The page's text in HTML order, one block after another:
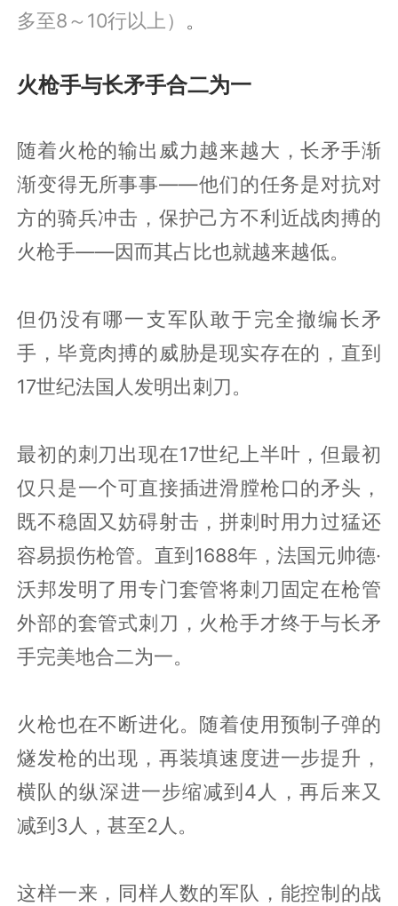
多至8～10行以上） 。
火枪手与长矛手合二为一
随着火枪的输出威力越来越大，长矛手渐
渐变得无所事事——他们的任务是对抗对
方的骑兵冲击，保护己方不利近战肉搏的
火枪手——因而其占比也就越来越低。
但仍没有哪一支军队敢于完全撤编长矛
手，毕竟肉搏的威胁是现实存在的，直到
17世纪法国人发明出刺刀。
最初的刺刀出现在17世纪上半叶，但最初
仅只是一个可直接插进滑膛枪口的矛头，
既不稳固又妨碍射击，拼刺时用力过猛还
容易损伤枪管。直到1688年，法国元帅德·
沃邦发明了用专门套管将刺刀固定在枪管
外部的套管式刺刀，火枪手才终于与长矛
手完美地合二为一。
火枪也在不断进化。随着使用预制子弹的
燧发枪的出现，再装填速度进一步提升，
横队的纵深进一步缩减到4人，再后来又
减到3人，甚至2人。
这样一来，同样人数的军队，能控制的战